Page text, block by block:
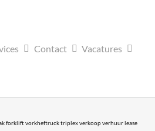
Contact Vacatures
forklift vorkheftruck triplex verkoop verhuur lease